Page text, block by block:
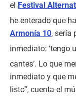
el Festival
he enterado que
Armonía 10, sería
inmediato: ‘tengo
cantes’. Lo que
inmediato y que
listo”, cuenta el